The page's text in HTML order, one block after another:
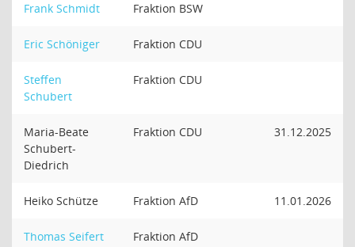
Frank Schmidt Fraktion BSW
Eric Schöniger Fraktion CDU
Steffen
Schubert
Fraktion CDU
Maria-Beate
Schubert-
Diedrich
Fraktion CDU 31.12.2025
Heiko Schütze Fraktion AfD 11.01.2026
Thomas Seifert Fraktion AfD